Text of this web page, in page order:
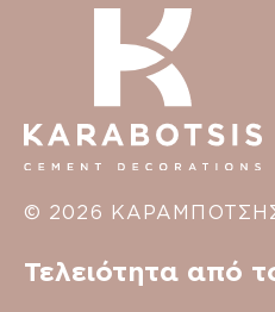
© 2026
Τελειότητα από